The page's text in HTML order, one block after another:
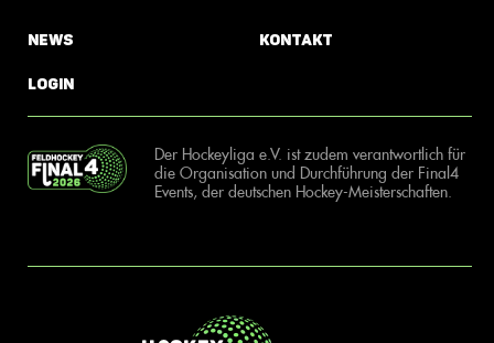
News
Login
Kontakt
Der Hockeyliga e.V. ist zudem verantwortlich für
die Organisation und Durchführung der Final4
Events, der deutschen Hockey-Meisterschaften.